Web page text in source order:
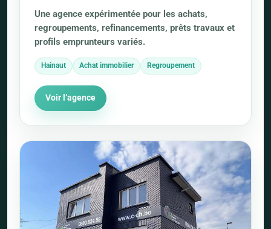
Une agence expérimentée pour les achats,
regroupements, refinancements, prêts travaux et
profils emprunteurs variés.
Hainaut Achat immobilier Regroupement
Voir l’agence